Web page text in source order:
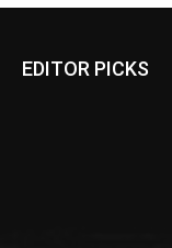
EDITOR PICKS